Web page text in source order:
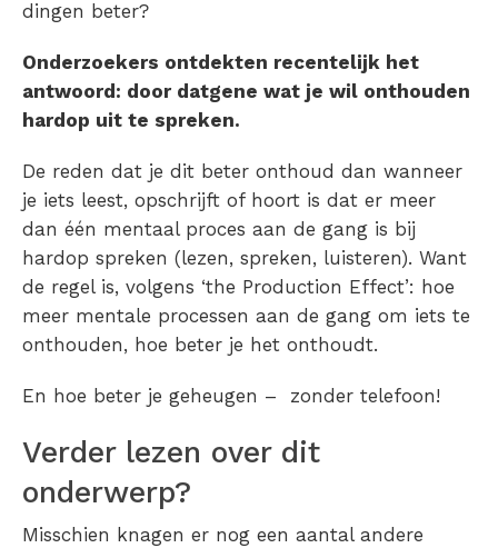
dingen beter?
Onderzoekers ontdekten recentelijk het
antwoord: door datgene wat je wil onthouden
hardop uit te spreken.
De reden dat je dit beter onthoud dan wanneer
je iets leest, opschrijft of hoort is dat er meer
dan één mentaal proces aan de gang is bij
hardop spreken (lezen, spreken, luisteren). Want
de regel is, volgens ‘the Production Effect’: hoe
meer mentale processen aan de gang om iets te
onthouden, hoe beter je het onthoudt.
En hoe beter je geheugen – zonder telefoon!
Verder lezen over dit
onderwerp?
Misschien knagen er nog een aantal andere